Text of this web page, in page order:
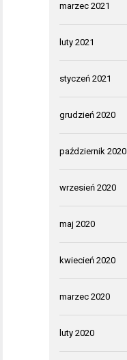
marzec 2021
luty 2021
styczeń 2021
grudzień 2020
październik 2020
wrzesień 2020
maj 2020
kwiecień 2020
marzec 2020
luty 2020